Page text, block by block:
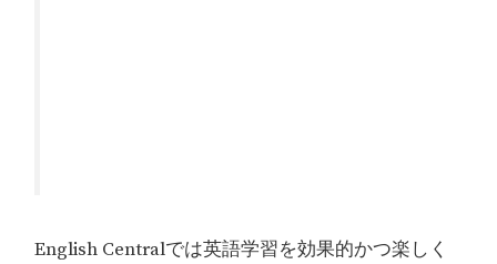
English Centralでは英語学習を効果的かつ楽しく